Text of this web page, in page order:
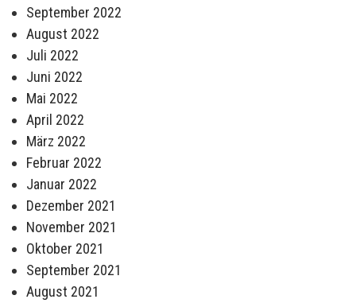
September 2022
August 2022
Juli 2022
Juni 2022
Mai 2022
April 2022
März 2022
Februar 2022
Januar 2022
Dezember 2021
November 2021
Oktober 2021
September 2021
August 2021